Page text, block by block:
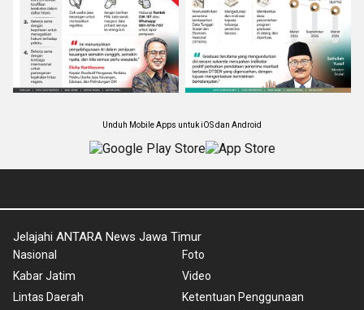
Unduh Mobile Apps untuk iOS dan Android
Jelajahi ANTARA News Jawa Timur
Nasional
Kabar Jatim
Lintas Daerah
Foto
Video
Ketentuan Penggunaan